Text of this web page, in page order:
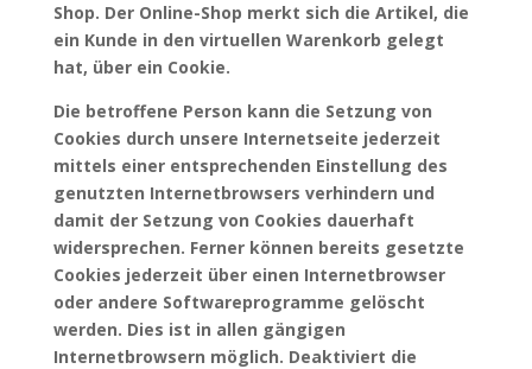
Shop. Der Online-Shop merkt sich die Artikel, die
ein Kunde in den virtuellen Warenkorb gelegt
hat, über ein Cookie.
Die betroffene Person kann die Setzung von
Cookies durch unsere Internetseite jederzeit
mittels einer entsprechenden Einstellung des
genutzten Internetbrowsers verhindern und
damit der Setzung von Cookies dauerhaft
widersprechen. Ferner können bereits gesetzte
Cookies jederzeit über einen Internetbrowser
oder andere Softwareprogramme gelöscht
werden. Dies ist in allen gängigen
Internetbrowsern möglich. Deaktiviert die